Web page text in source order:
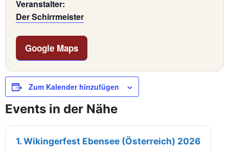
Veranstalter:
Der Schirrmeister
Google Maps
Zum Kalender hinzufügen
Events in der Nähe
1. Wikingerfest Ebensee (Österreich) 2026